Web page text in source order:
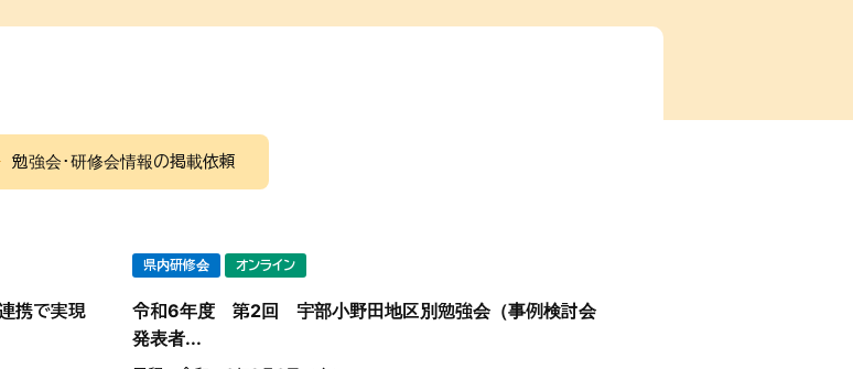
勉強会･研修会情報の掲載依頼
携で実現
令和6年度 第2回 宇部小野田地区別勉強会（事例検討会
発表者...
県内研修会 オンライン